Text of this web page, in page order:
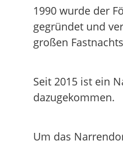
1990 wurde der
gegründet und
großen
Seit 2015 ist ein
dazugekommen.
Um das